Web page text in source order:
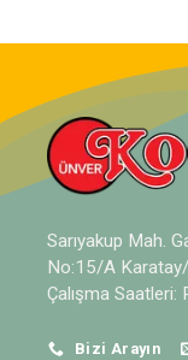
Sarıyakup Mah.
No:15/A
Çalışma
Bizi Arayın